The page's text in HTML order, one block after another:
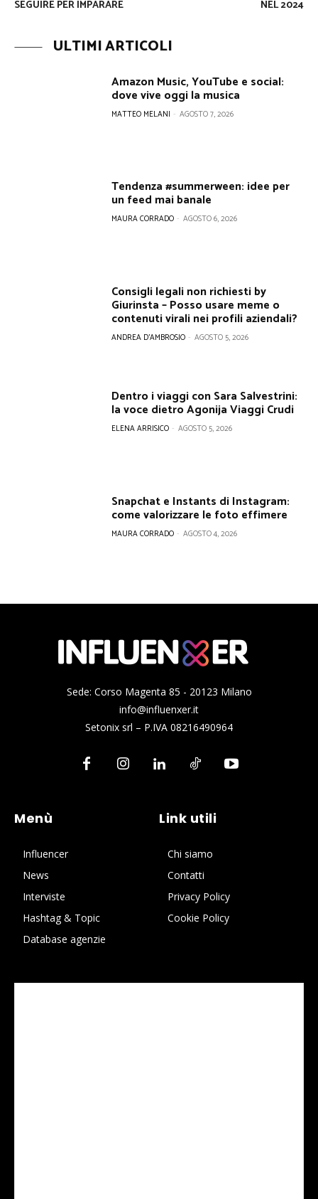
SEGUIRE PER IMPARARE NEL 2024
ULTIMI ARTICOLI
Amazon Music, YouTube e social:
dove vive oggi la musica
MATTEO MELANI - AGOSTO 7, 2026
Tendenza #summerween: idee per
un feed mai banale
MAURA CORRADO - AGOSTO 6, 2026
Consigli legali non richiesti by
Giurinsta – Posso usare meme o
contenuti virali nei profili aziendali?
ANDREA D'AMBROSIO - AGOSTO 5, 2026
Dentro i viaggi con Sara Salvestrini:
la voce dietro Agonija Viaggi Crudi
ELENA ARRISICO - AGOSTO 5, 2026
Snapchat e Instants di Instagram:
come valorizzare le foto effimere
MAURA CORRADO - AGOSTO 4, 2026
Sede: Corso Magenta 85 - 20123 Milano
info@influenxer.it
Setonix srl – P.IVA 08216490964
Menù
Influencer
News
Interviste
Hashtag & Topic
Database agenzie
Link utili
Chi siamo
Contatti
Privacy Policy
Cookie Policy